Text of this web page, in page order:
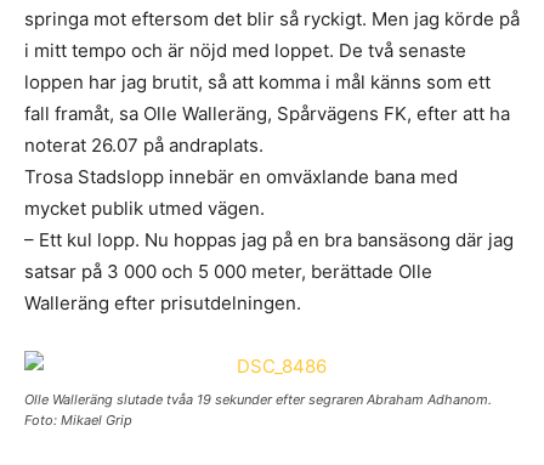
springa mot eftersom det blir så ryckigt. Men jag körde på
i mitt tempo och är nöjd med loppet. De två senaste
loppen har jag brutit, så att komma i mål känns som ett
fall framåt, sa Olle Walleräng, Spårvägens FK, efter att ha
noterat 26.07 på andraplats.
Trosa Stadslopp innebär en omväxlande bana med
mycket publik utmed vägen.
– Ett kul lopp. Nu hoppas jag på en bra bansäsong där jag
satsar på 3 000 och 5 000 meter, berättade Olle
Walleräng efter prisutdelningen.
Olle Walleräng slutade tvåa 19 sekunder efter segraren Abraham Adhanom.
Foto: Mikael Grip